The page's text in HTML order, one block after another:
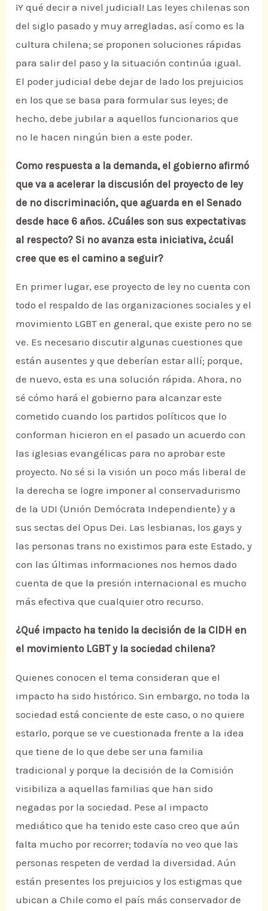
¡Y qué decir a nivel judicial! Las leyes chilenas son
del siglo pasado y muy arregladas, así como es la
cultura chilena; se proponen soluciones rápidas
para salir del paso y la situación continúa igual.
El poder judicial debe dejar de lado los prejuicios
en los que se basa para formular sus leyes; de
hecho, debe jubilar a aquellos funcionarios que
no le hacen ningún bien a este poder.
Como respuesta a la demanda, el gobierno afirmó
que va a acelerar la discusión del proyecto de ley
de no discriminación, que aguarda en el Senado
desde hace 6 años. ¿Cuáles son sus expectativas
al respecto? Si no avanza esta iniciativa, ¿cuál
cree que es el camino a seguir?
En primer lugar, ese proyecto de ley no cuenta con
todo el respaldo de las organizaciones sociales y el
movimiento LGBT en general, que existe pero no se
ve. Es necesario discutir algunas cuestiones que
están ausentes y que deberían estar allí; porque,
de nuevo, esta es una solución rápida. Ahora, no
sé cómo hará el gobierno para alcanzar este
cometido cuando los partidos políticos que lo
conforman hicieron en el pasado un acuerdo con
las iglesias evangélicas para no aprobar este
proyecto. No sé si la visión un poco más liberal de
la derecha se logre imponer al conservadurismo
de la UDI (Unión Demócrata Independiente) y a
sus sectas del Opus Dei. Las lesbianas, los gays y
las personas trans no existimos para este Estado, y
con las últimas informaciones nos hemos dado
cuenta de que la presión internacional es mucho
más efectiva que cualquier otro recurso.
¿Qué impacto ha tenido la decisión de la CIDH en
el movimiento LGBT y la sociedad chilena?
Quienes conocen el tema consideran que el
impacto ha sido histórico. Sin embargo, no toda la
sociedad está conciente de este caso, o no quiere
estarlo, porque se ve cuestionada frente a la idea
que tiene de lo que debe ser una familia
tradicional y porque la decisión de la Comisión
visibiliza a aquellas familias que han sido
negadas por la sociedad. Pese al impacto
mediático que ha tenido este caso creo que aún
falta mucho por recorrer; todavía no veo que las
personas respeten de verdad la diversidad. Aún
están presentes los prejuicios y los estigmas que
ubican a Chile como el país más conservador de